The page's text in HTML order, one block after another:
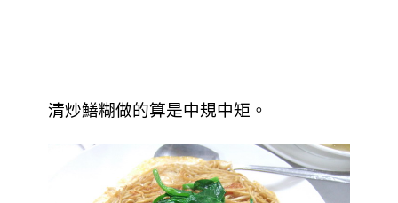
清炒鱔糊做的算是中規中矩 。